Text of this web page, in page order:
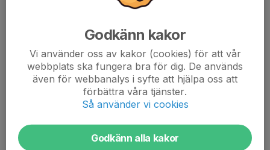
20
10. Vartofta SK 20 -38
11. Folkabo IK 20 -92
Godkänn kakor
Vi använder oss av kakor (cookies) för att vår
webbplats ska fungera bra för dig. De används
även för webbanalys i syfte att hjälpa oss att
förbättra våra tjänster.
Så använder vi cookies
Godkänn alla kakor